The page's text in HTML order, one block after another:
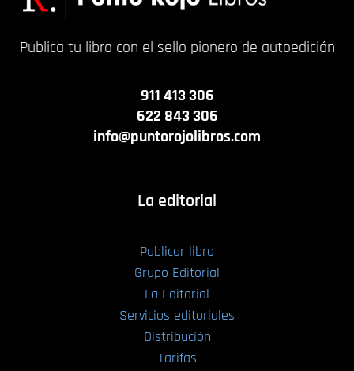
Publica tu libro con el sello pionero de autoedición
911 413 306
622 843 306
info@puntorojolibros.com
La editorial
Publicar libro
Grupo Editorial
La Editorial
Servicios editoriales
Distribución
Tarifas